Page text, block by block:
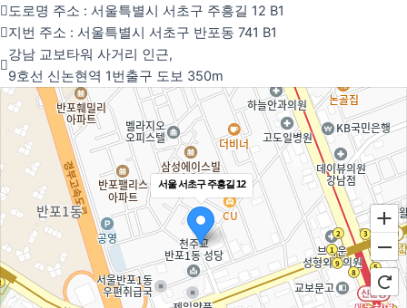
도로명 주소 : 서울특별시 서초구 주흥길 12 B1
지번 주소 : 서울특별시 서초구 반포동 741 B1
강남 교보타워 사거리 인근,
9호선 신논현역 1번출구 도보 350m
서울 서초구 주흥길 12